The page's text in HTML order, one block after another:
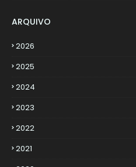
ARQUIVO
2026
2025
2024
2023
2022
2021